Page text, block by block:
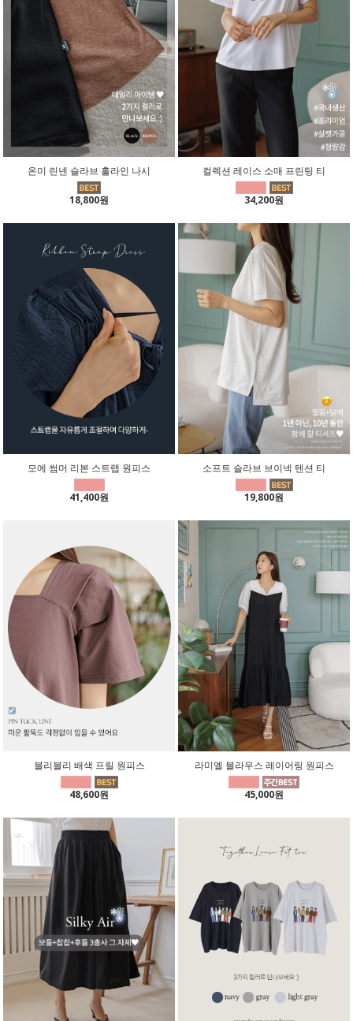
온미 린넨 슬라브 훌라인 나시
18,800원
컬렉션 레이스 소매 프린팅 티
34,200원
모에 썸머 리본 스트랩 원피스
41,400원
소프트 슬라브 브이넥 텐션 티
19,800원
블리블리 배색 프릴 원피스
48,600원
라미엘 블라우스 레이어링 원피스
45,000원